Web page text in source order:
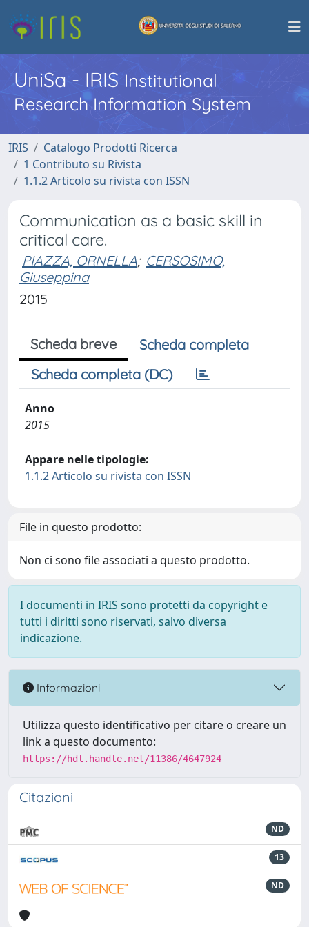
UniSa - IRISInstitutional
Research Information System
IRIS
Catalogo Prodotti Ricerca
1 Contributo su Rivista
1.1.2 Articolo su rivista con ISSN
Communication as a basic skill in
critical care.
PIAZZA, ORNELLA; CERSOSIMO,
Giuseppina
2015
Scheda breve
Scheda completa
Scheda completa (DC)
Anno
2015
Appare nelle tipologie:
1.1.2 Articolo su rivista con ISSN
File in questo prodotto:
Non ci sono file associati a questo prodotto.
I documenti in IRIS sono protetti da copyright e
tutti i diritti sono riservati, salvo diversa
indicazione.
Informazioni
Utilizza questo identificativo per citare o creare un
link a questo documento:
https://hdl.handle.net/11386/4647924
Citazioni
ND
13
ND